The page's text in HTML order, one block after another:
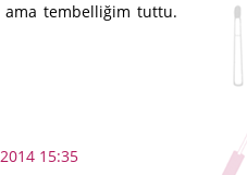
ama tembelliğim tuttu.
15:35